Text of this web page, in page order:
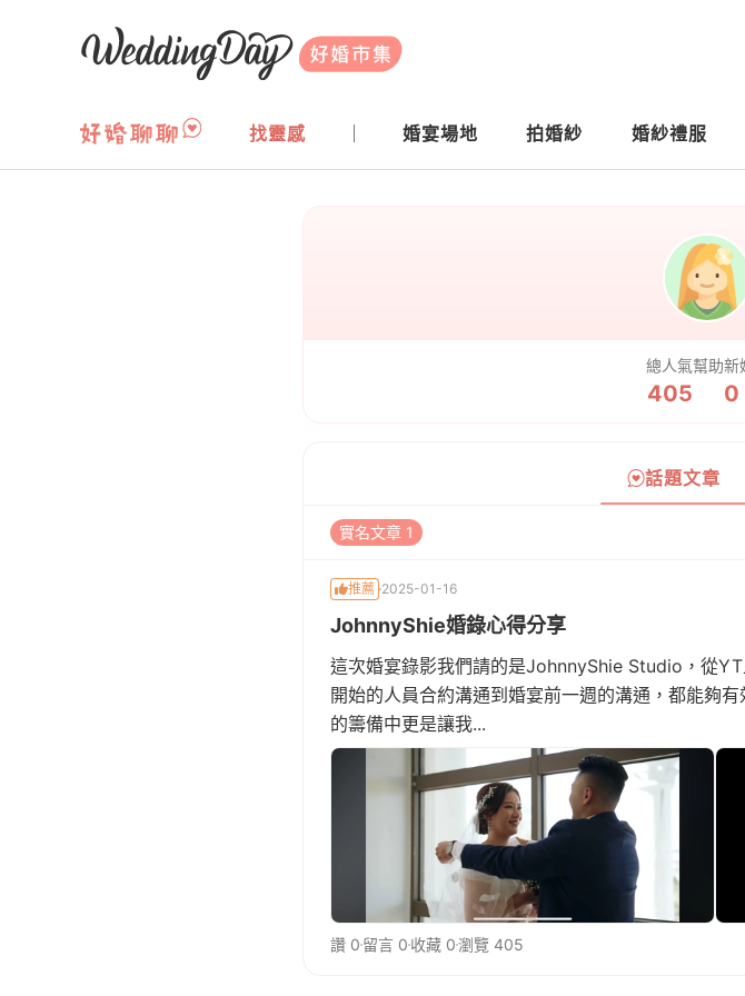
WeddingDay 好婚市集
找靈感 婚宴場地 拍婚紗 婚紗禮服
總人氣
405
幫助新
0
話題文章
實名文章 1
推薦 2025-01-16
JohnnyShie婚錄心得分享
這次婚宴錄影我們請的是JohnnyShie Studio，從
開始的人員合約溝通到婚宴前一週的溝通，都能夠
的籌備中更是讓我...
讚 0 留言 0 收藏 0瀏覽 405